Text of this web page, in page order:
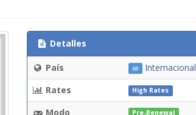
Detalles
País
Internacional
Rates
High Rates
Modo Pre-Renewal